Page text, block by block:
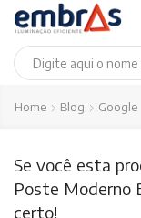
Home Blog Google
Se você esta
Poste Moderno
certo!